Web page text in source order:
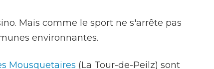
Enfance/jeunesse
Mais comme le sport ne s'arrête pas
environnantes.
Mousquetaires (La Tour-de-Peilz) sont